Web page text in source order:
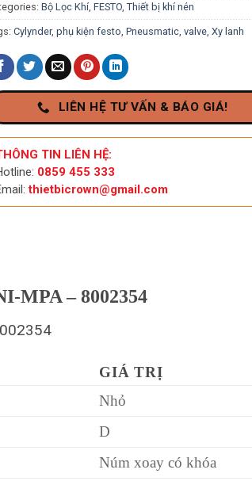
Bộ Lọc Khí,FESTO,Thiết bị khí nén
Cylynder,phụ kiện festo,Pneusmatic,valve,Xy lanh
LIÊN HỆ TƯ VẤN & BÁO GIÁ!
TIN LIÊN HỆ:
0859 455 333
thietbicrown@gmail.com
MPA – 8002354
GIÁ TRỊ
Nhỏ
D
Núm xoay có khóa